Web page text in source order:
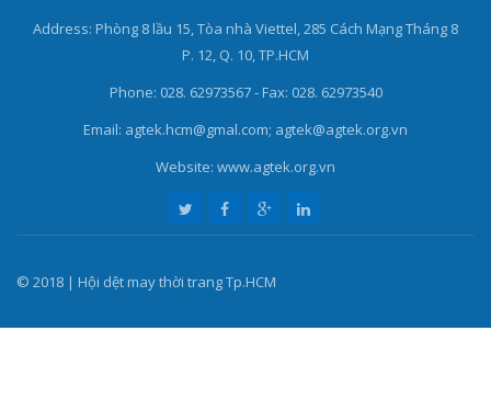
Address: Phòng 8 lầu 15, Tòa nhà Viettel, 285 Cách Mạng Tháng 8
P. 12, Q. 10, TP.HCM
Phone: 028. 62973567 - Fax: 028. 62973540
Email: agtek.hcm@gmal.com; agtek@agtek.org.vn
Website: www.agtek.org.vn
© 2018 | Hội dệt may thời trang Tp.HCM